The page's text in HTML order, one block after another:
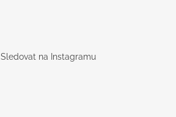
Sledovat na Instagramu